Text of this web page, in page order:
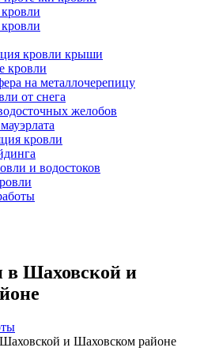
кровли крыши
кровли
на металлочерепицу
от снега
желобов
кровли
и водостоков
в Шаховской и
и Шаховском районе